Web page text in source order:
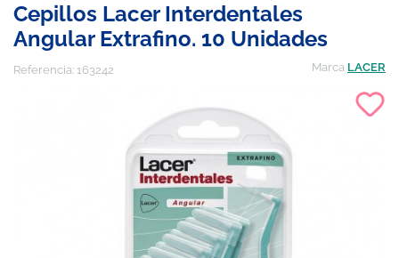
Cepillos Lacer Interdentales
Angular Extrafino. 10 Unidades
Referencia: 163242 Marca LACER